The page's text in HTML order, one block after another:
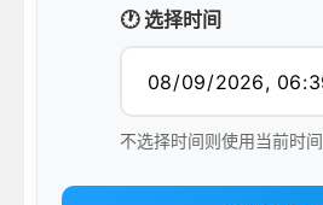
🕐 选择时间
不选择时间则使用当前时间